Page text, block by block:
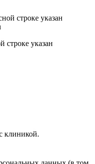
строке указан
строке указан
клиникой.